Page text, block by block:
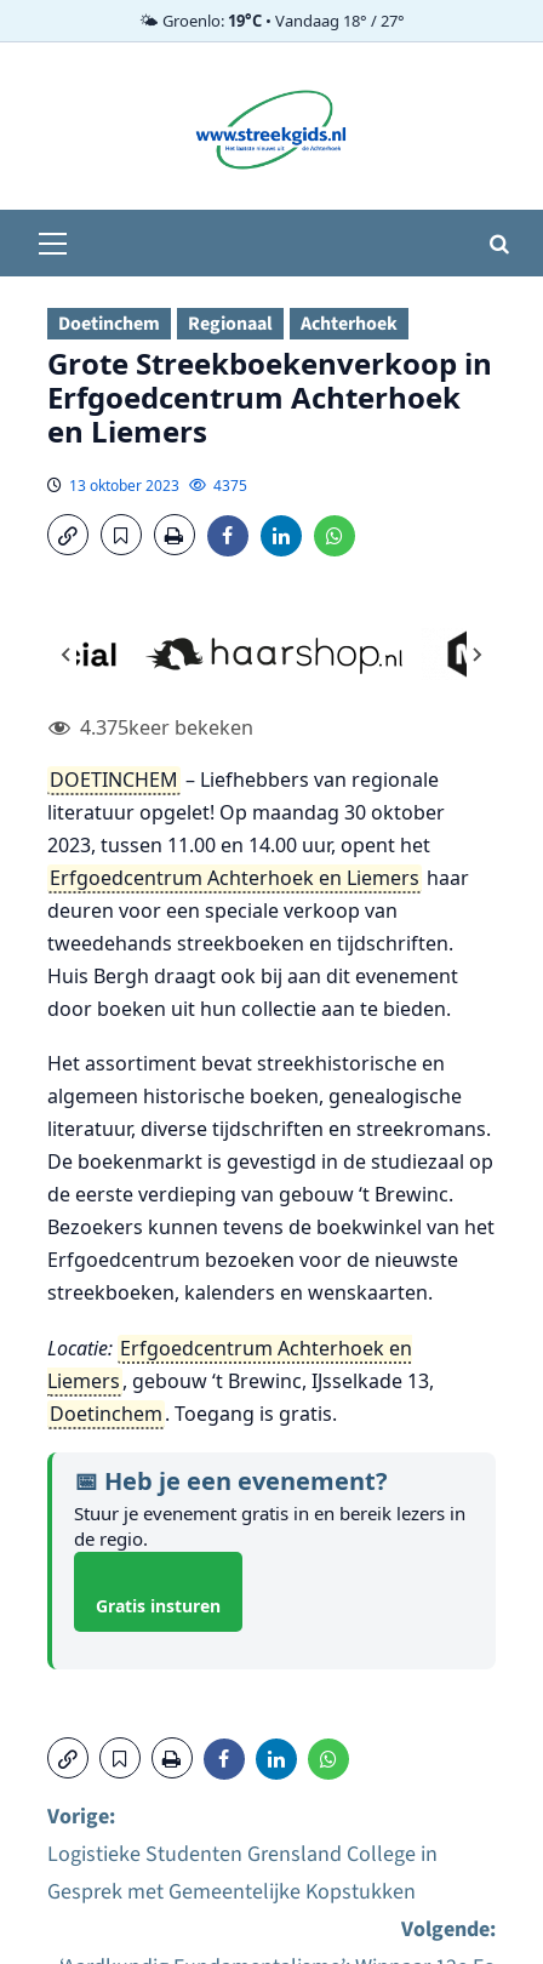
🌤️ Groenlo: 19°C• Vandaag 18° / 27°
menu
Doetinchem Regionaal Achterhoek
Grote Streekboekenverkoop in
Erfgoedcentrum Achterhoek
en Liemers
13 oktober 2023 4375
4.375keer bekeken
DOETINCHEM – Liefhebbers van regionale
literatuur opgelet! Op maandag 30 oktober
2023, tussen 11.00 en 14.00 uur, opent het
Erfgoedcentrum Achterhoek en Liemers haar
deuren voor een speciale verkoop van
tweedehands streekboeken en tijdschriften.
Huis Bergh draagt ook bij aan dit evenement
door boeken uit hun collectie aan te bieden.
Het assortiment bevat streekhistorische en
algemeen historische boeken, genealogische
literatuur, diverse tijdschriften en streekromans.
De boekenmarkt is gevestigd in de studiezaal op
de eerste verdieping van gebouw ‘t Brewinc.
Bezoekers kunnen tevens de boekwinkel van het
Erfgoedcentrum bezoeken voor de nieuwste
streekboeken, kalenders en wenskaarten.
Locatie: Erfgoedcentrum Achterhoek en
Liemers, gebouw ‘t Brewinc, IJsselkade 13,
Doetinchem. Toegang is gratis.
📅 Heb je een evenement?
Stuur je evenement gratis in en bereik lezers in
de regio.
Gratis insturen
Bericht
Vorige:
Logistieke Studenten Grensland College in
Gesprek met Gemeentelijke Kopstukken
Volgende: